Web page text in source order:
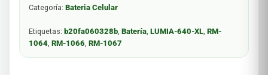
Categoría: Bateria Celular
Etiquetas: b20fa060328b, Batería, LUMIA-640-XL, RM-
1064, RM-1066, RM-1067